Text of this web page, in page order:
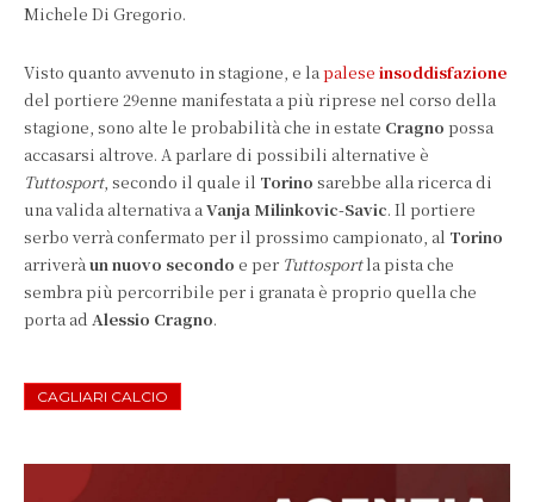
Michele Di Gregorio.
Visto quanto avvenuto in stagione, e lapalese insoddisfazione
del portiere 29enne manifestata a più riprese nel corso della
stagione, sono alte le probabilità che in estate Cragno possa
accasarsi altrove. A parlare di possibili alternative è
Tuttosport, secondo il quale il Torino sarebbe alla ricerca di
una valida alternativa aVanja Milinkovic-Savic. Il portiere
serbo verrà confermato per il prossimo campionato, al Torino
arriveràun nuovo secondo e per Tuttosportla pista che
sembra più percorribile per i granata è proprio quella che
porta ad Alessio Cragno.
CAGLIARI CALCIO